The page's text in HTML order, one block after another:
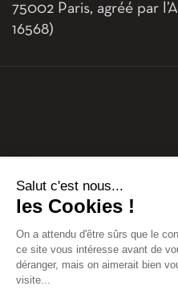
Salut c'est nous...
les Cookies !
On a attendu d'être sûrs que le
ce site vous intéresse avant de
déranger, mais on aimerait bien
visite...
75002 Paris, agréé par
16568)